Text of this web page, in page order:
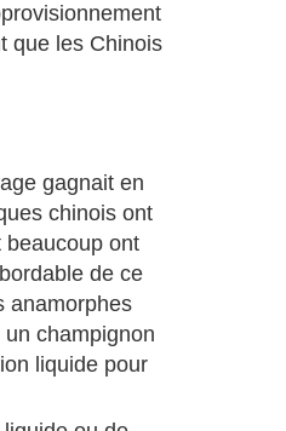
que les Chinois
gagnait en
chinois ont
beaucoup ont
de ce
anamorphes
champignon
liquide pour